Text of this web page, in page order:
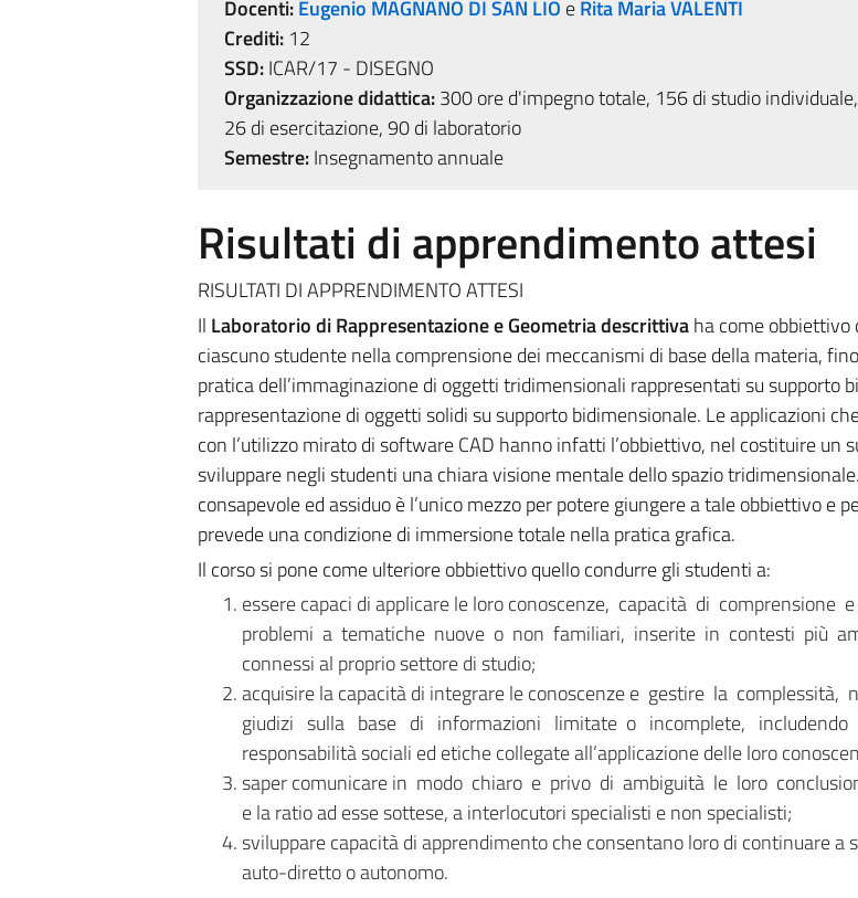
Docenti:Eugenio MAGNANO DI SAN LIO eRita Maria VALENTI
Crediti:12
SSD:ICAR/17 - DISEGNO
Organizzazione didattica:300 ore d'impegno totale, 156 di studio
26 di esercitazione, 90 di laboratorio
Semestre:Insegnamento annuale
Risultati di apprendimento attesi
RISULTATI DI APPRENDIMENTO ATTESI
Il Laboratorio di Rappresentazione e Geometria descrittivaha come obbiettivo
ciascuno studente nella comprensione dei meccanismi di base della materia,
pratica dell’immaginazione di oggetti tridimensionali rappresentati su supporto
rappresentazione di oggetti solidi su supporto bidimensionale. Le applicazioni
con l’utilizzo mirato di software CAD hanno infatti l’obbiettivo, nel costituire un
sviluppare negli studenti una chiara visione mentale dello spazio
consapevole ed assiduo è l’unico mezzo per potere giungere a tale obbiettivo e
prevede una condizione di immersione totale nella pratica grafica.
Il corso si pone come ulteriore obbiettivo quello condurre gli studenti a:
essere capaci di applicare le loro conoscenze, capacità di
problemi a tematiche nuove o non familiari, inserite in contesti più
connessi al proprio settore di studio;
acquisire la capacità di integrare le conoscenze e gestire la
giudizi sulla base di informazioni limitate o incomplete,
responsabilità sociali ed etiche collegate all’applicazione delle loro
saper comunicare in modo chiaro e privo di ambiguità le loro
e la ratio ad esse sottese, a interlocutori specialisti e non specialisti;
sviluppare capacità di apprendimento che consentano loro di continuare a
auto-diretto o autonomo.